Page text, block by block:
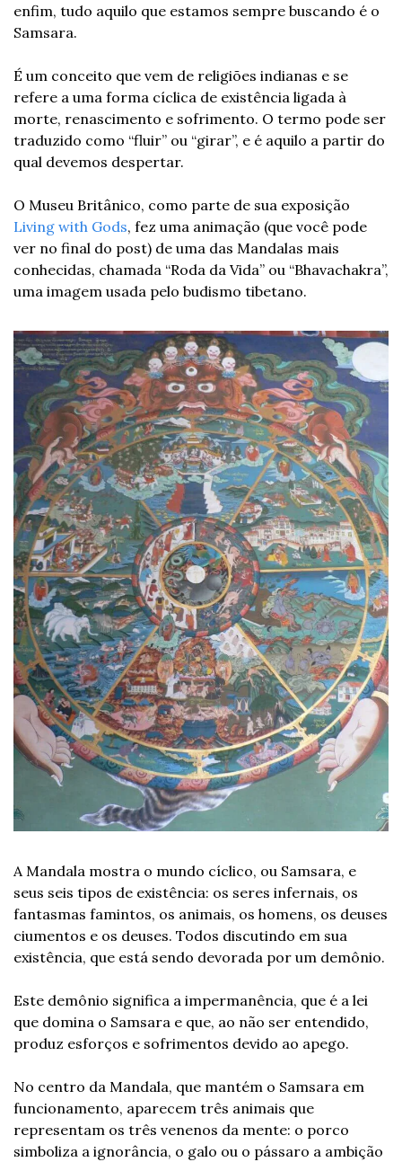
enfim, tudo aquilo que estamos sempre buscando é o
Samsara.
É um conceito que vem de religiões indianas e se
refere a uma forma cíclica de existência ligada à
morte, renascimento e sofrimento. O termo pode ser
traduzido como “fluir” ou “girar”, e é aquilo a partir do
qual devemos despertar.
Living with Gods, fez uma animação (que você pode
ver no final do post) de uma das Mandalas mais
conhecidas, chamada “Roda da Vida” ou “Bhavachakra”,
uma imagem usada pelo budismo tibetano.
A Mandala mostra o mundo cíclico, ou Samsara, e
seus seis tipos de existência: os seres infernais, os
fantasmas famintos, os animais, os homens, os deuses
ciumentos e os deuses. Todos discutindo em sua
existência, que está sendo devorada por um demônio.
Este demônio significa a impermanência, que é a lei
que domina o Samsara e que, ao não ser entendido,
produz esforços e sofrimentos devido ao apego.
No centro da Mandala, que mantém o Samsara em
funcionamento, aparecem três animais que
representam os três venenos da mente: o porco
simboliza a ignorância, o galo ou o pássaro a ambição